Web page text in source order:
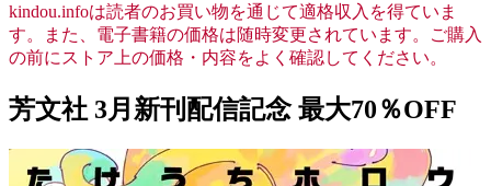
kindou.infoは読者のお買い物を通じて適格収入を得ていま
す。また、電子書籍の価格は随時変更されています。ご購入
の前にストア上の価格・内容をよく確認してください。
芳文社 3月新刊配信記念 最大70％OFF